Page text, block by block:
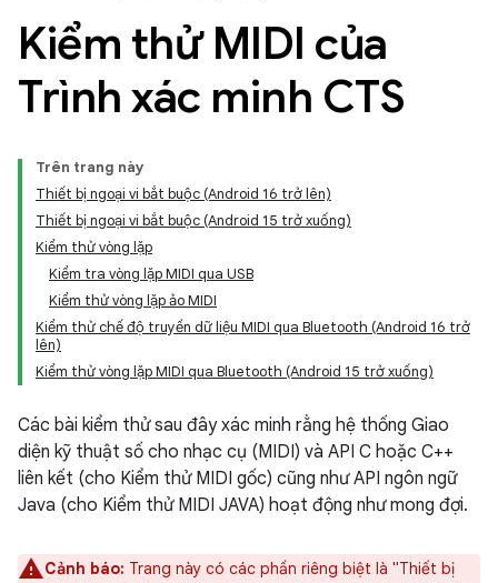
Kiểm thử MIDI của
Trình xác minh CTS
Trên trang này
Thiết bị ngoại vi bắt buộc (Android 16 trở lên)
Thiết bị ngoại vi bắt buộc (Android 15 trở xuống)
Kiểm thử vòng lặp
Kiểm tra vòng lặp MIDI qua USB
Kiểm thử vòng lặp ảo MIDI
Kiểm thử chế độ truyền dữ liệu MIDI qua Bluetooth (Android 16 trở
lên)
Kiểm thử vòng lặp MIDI qua Bluetooth (Android 15 trở xuống)
Các bài kiểm thử sau đây xác minh rằng hệ thống Giao
diện kỹ thuật số cho nhạc cụ (MIDI) và API C hoặc C++
liên kết (cho Kiểm thử MIDI gốc) cũng như API ngôn ngữ
Java (cho Kiểm thử MIDI JAVA) hoạt động như mong đợi.
Cảnh báo: Trang này có các phần riêng biệt là "Thiết bị